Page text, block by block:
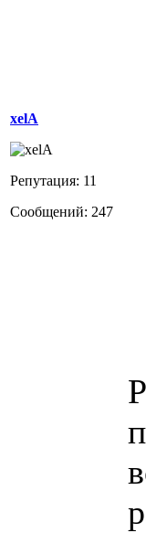
xelA
Репутация: 11
Сообщений: 247